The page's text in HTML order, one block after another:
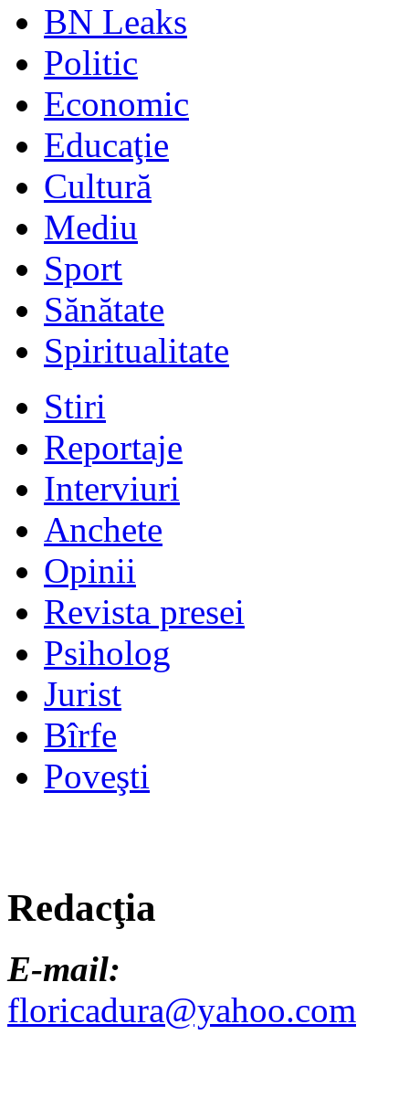
BN Leaks
Politic
Economic
Educaţie
Cultură
Mediu
Sport
Sănătate
Spiritualitate
Stiri
Reportaje
Interviuri
Anchete
Opinii
Revista presei
Psiholog
Jurist
Bîrfe
Poveşti
Redacţia
E-mail:
floricadura@yahoo.com